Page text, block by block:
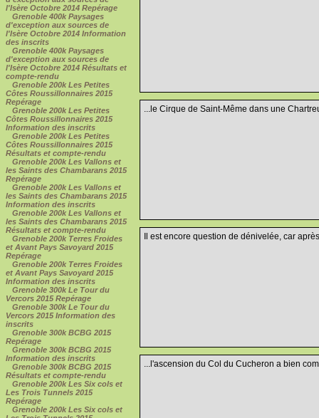
l'Isère Octobre 2014 Repérage
Grenoble 400k Paysages
d'exception aux sources de
l'Isère Octobre 2014 Information
des inscrits
Grenoble 400k Paysages
d'exception aux sources de
l'Isère Octobre 2014 Résultats et
compte-rendu
Grenoble 200k Les Petites
Côtes Roussillonnaires 2015
Repérage
Grenoble 200k Les Petites
Côtes Roussillonnaires 2015
Information des inscrits
Grenoble 200k Les Petites
Côtes Roussillonnaires 2015
Résultats et compte-rendu
Grenoble 200k Les Vallons et
les Saints des Chambarans 2015
Repérage
Grenoble 200k Les Vallons et
les Saints des Chambarans 2015
Information des inscrits
Grenoble 200k Les Vallons et
les Saints des Chambarans 2015
Résultats et compte-rendu
Grenoble 200k Terres Froides
et Avant Pays Savoyard 2015
Repérage
Grenoble 200k Terres Froides
et Avant Pays Savoyard 2015
Information des inscrits
Grenoble 300k Le Tour du
Vercors 2015 Repérage
Grenoble 300k Le Tour du
Vercors 2015 Information des
inscrits
Grenoble 300k BCBG 2015
Repérage
Grenoble 300k BCBG 2015
Information des inscrits
Grenoble 300k BCBG 2015
Résultats et compte-rendu
Grenoble 200k Les Six cols et
Les Trois Tunnels 2015
Repérage
Grenoble 200k Les Six cols et
...le Cirque de Saint-Même dans une
Il est encore question de dénivelée, car
...l'ascension du Col du Cucheron a bien